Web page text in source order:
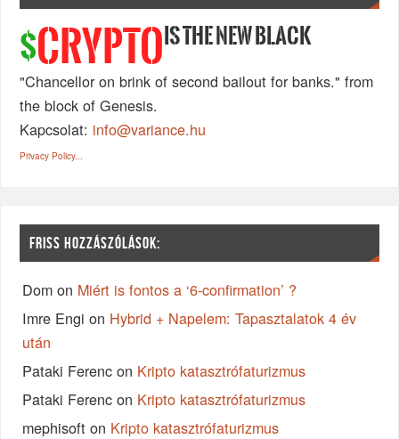
$CRYPTO IS THE NEW BLACK
"Chancellor on brink of second bailout for banks." from
the block of Genesis.
Kapcsolat: info@variance.hu
Privacy Policy...
FRISS HOZZÁSZÓLÁSOK:
Dom on Miért is fontos a ‘6-confirmation’ ?
Imre Engi on Hybrid + Napelem: Tapasztalatok 4 év
után
Pataki Ferenc on Kripto katasztrófaturizmus
Pataki Ferenc on Kripto katasztrófaturizmus
mephisoft on Kripto katasztrófaturizmus